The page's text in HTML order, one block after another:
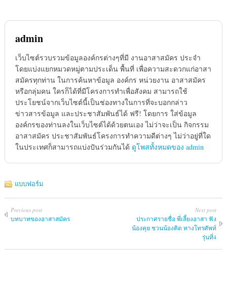
admin
เว็บไซต์รวบรวมข้อมูลองค์กรต่างๆที่มี งานอาสาสมัคร ประจำ
โดยแบ่งแยกหมวดหมู่ตามประเด็น พื้นที่ เพื่อความสะดวกแก่อาสา
สมัครทุกท่าน ในการค้นหาข้อมูล องค์กร หน่วยงาน อาสาสมัคร
หรือกลุ่มคน ใครก็ได้ที่มีโครงการทำเพื่อสังคม สามารถใช้
ประโยชน์จากเว็บไซต์นี้เป็นช่องทางในการที่จะบอกกล่าว
ข่าวสารข้อมูล และประชาสัมพันธ์ได้ ฟรี! โดยการ ใส่ข้อมูล
องค์กรของท่านลงในเว็บไซต์ได้ด้วยตนเอง ไม่ว่าจะเป็น กิจกรรม
อาสาสมัคร ประชาสัมพันธ์โครงการทำความดีต่างๆ ไม่ว่าอยู่ที่ใด
ในประเทศก็สามารถแบ่งปันร่วมกันได้ ดูโพสทั้งหมดของ admin
แบบฟอร์ม
Previous post
บทบาทของอาสาสมัคร
Next post
ประกาศรายชื่อ พี่เลี้ยงอาสา ฟัง
น้องคุย ชวนน้องคิด ทางโทรศัพท์
รุ่นที่4